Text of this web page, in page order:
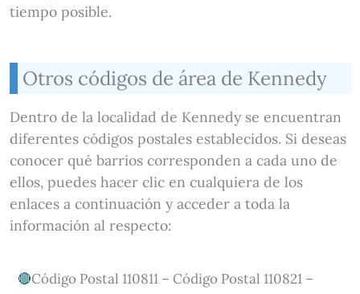
tiempo posible.
Otros códigos de área de Kennedy
Dentro de la localidad de Kennedy se encuentran
diferentes códigos postales establecidos. Si deseas
conocer qué barrios corresponden a cada uno de
ellos, puedes hacer clic en cualquiera de los
enlaces a continuación y acceder a toda la
información al respecto:
Código Postal 110811 – Código Postal 110821 –